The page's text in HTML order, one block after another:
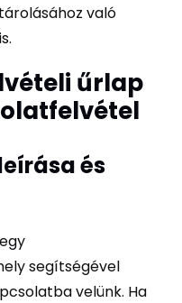
való
űrlap
és
segítségével
velünk. Ha